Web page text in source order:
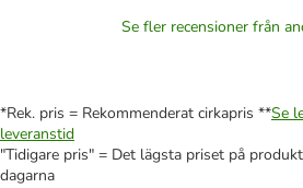
Se fler recensioner från
*Rek. pris = Rekommenderat cirkapris **Se
leveranstid
"Tidigare pris" = Det lägsta priset på
dagarna